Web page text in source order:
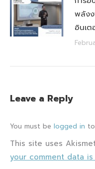
พลังง
อินเ
Leave a Reply
You must be logged in
This site uses
your comment data